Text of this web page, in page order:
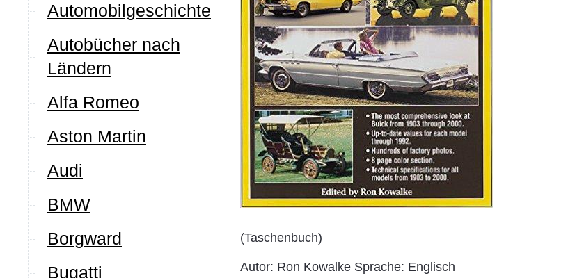
Automobilgeschichte
Autobücher nach
Ländern
Alfa Romeo
Aston Martin
Audi
BMW
Borgward
Bugatti
(Taschenbuch)
Autor: Ron Kowalke Sprache: Englisch